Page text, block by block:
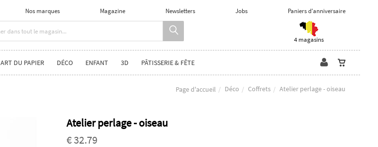
Nos marques Magazine Newsletters Jobs Paniers d'anniversaire
4 magasins
ART DU PAPIER DÉCO ENFANT 3D PÂTISSERIE & FÊTE
Page d'accueil Déco Coffrets Atelier perlage - oiseau
Atelier perlage - oiseau
€ 32.79